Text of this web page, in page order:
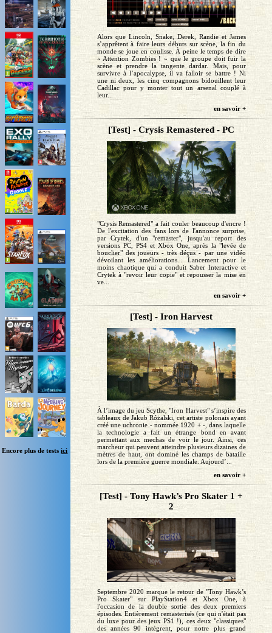
Encore plus de testsici
Alors que Lincoln, Snake, Derek, Randie et James
s’apprêtent à faire leurs débuts sur scène, la fin du
monde se joue en coulisse. À peine le temps de dire
« Attention Zombies ! » que le groupe doit fuir la
scène et prendre la tangente dardar. Mais, pour
survivre à l’apocalypse, il va falloir se battre ! Ni
une ni deux, les cinq compagnons bidouillent leur
Cadillac pour y monter tout un arsenal couplé à
leur...
en savoir +
[Test] - Crysis Remastered - PC
"Crysis Remastered" a fait couler beaucoup d'encre !
De l'excitation des fans lors de l'annonce surprise,
par Crytek, d'un "remaster", jusqu'au report des
versions PC, PS4 et Xbox One, après la "levée de
bouclier" des joueurs - très déçus - par une vidéo
dévoilant les améliorations... Lancement pour le
moins chaotique qui a conduit Saber Interactive et
Crytek à "revoir leur copie" et repousser la mise en
ve...
en savoir +
[Test] - Iron Harvest
À l’image du jeu Scythe, "Iron Harvest" s’inspire des
tableaux de Jakub Różalski, cet artiste polonais ayant
créé une uchronie - nommée 1920 + -, dans laquelle
la technologie a fait un étrange bond en avant
permettant aux mechas de voir le jour. Ainsi, ces
marcheur qui peuvent atteindre plusieurs dizaines de
mètres de haut, ont dominé les champs de bataille
lors de la première guerre mondiale. Aujourd’...
en savoir +
[Test] - Tony Hawk’s Pro Skater 1 +
2
Septembre 2020 marque le retour de "Tony Hawk’s
Pro Skater" sur PlayStation4 et Xbox One, à
l'occasion de la double sortie des deux premiers
épisodes. Entièrement remasterisés (ce qui n'était pas
du luxe pour des jeux PS1 !), ces deux "classiques"
des années 90 intègrent, pour notre plus grand